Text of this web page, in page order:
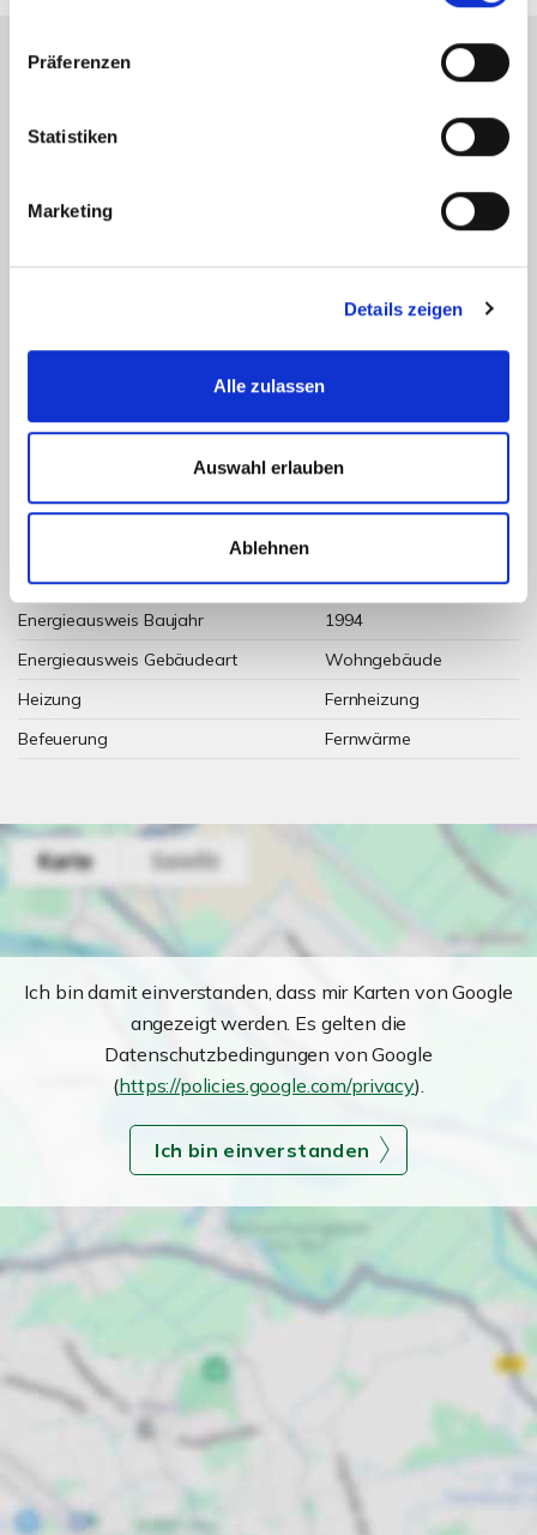
Präferenzen
Statistiken
Marketing
Details zeigen
Alle zulassen
Auswahl erlauben
Ablehnen
Energieverbrauchskennwert
Weitere Informationen
Wesentlicher Energieträger
Nahwärme
Energieausweis gültig bis
2028-11-22
Energieausweis Werteklasse
C
Energieausweis Baujahr
1994
Energieausweis Gebäudeart
Wohngebäude
Heizung
Fernheizung
Befeuerung
Fernwärme
Ich bin damit einverstanden, dass mir Karten von Google
angezeigt werden. Es gelten die
Datenschutzbedingungen von Google
(https://policies.google.com/privacy).
Ich bin einverstanden